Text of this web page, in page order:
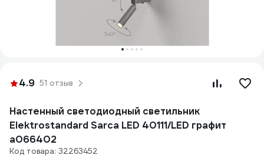
4.9 51 отзыв
Настенный светодиодный светильник
Elektrostandard Sarca LED 40111/LED графит
a066402
Код товара: 32263452